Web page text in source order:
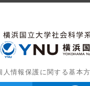
人情報保護に関する基本